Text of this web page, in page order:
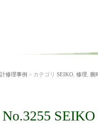
計修理事例 > カテゴリ SEIKO 修理 腕
No.3255